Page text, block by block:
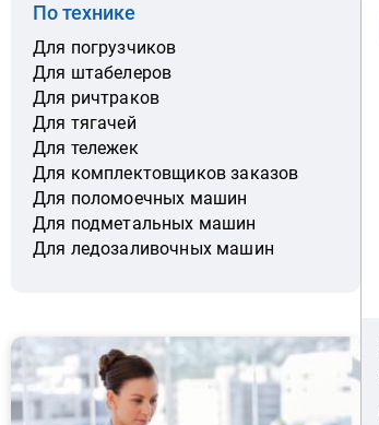
По технике
Для погрузчиков
Для штабелеров
Для ричтраков
Для тягачей
Для тележек
Для комплектовщиков заказов
Для поломоечных машин
Для подметальных машин
Для ледозаливочных машин